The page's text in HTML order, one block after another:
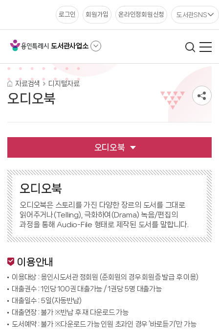
도서관사업소
로그인 회원가입 온라인정회원신청 도서관SNS
자료검색 디지털자료
오디오북
오디오북
오디오북
오디오북은 스토리를 가진 다양한 장르의 도서를 그대로
읽어주거나(Telling), 극화하여(Drama) 녹음/편집의
과정을 통해 Audio-File 형태로 제작된 도서를 말합니다.
이용안내
이용대상 : 용인시도서관 정회원 (준회원의 경우 회원증 발급 후 이용)
대출권수 : 1인당 100권 대출가능 / 1권당 5명 대출가능
대출일수 : 5일(자동반납)
대출연장 : 불가 ※반납 후 재 다운로드 가능
도서예약 : 불가 ※다운로드 가능 인원 초과인 경우 ‘바로듣기’만 가능